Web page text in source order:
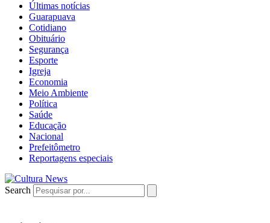
Últimas notícias
Guarapuava
Cotidiano
Obituário
Segurança
Esporte
Igreja
Economia
Meio Ambiente
Política
Saúde
Educação
Nacional
Prefeitômetro
Reportagens especiais
Search